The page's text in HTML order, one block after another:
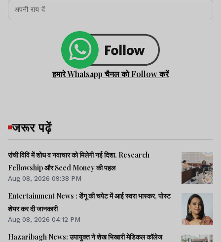
हमारे Whatsapp चैनल को Follow करें
जरूर पढ़ें
रांची विवि में शोध व नवाचार को मिलेगी नई दिशा, Research
Fellowship और Seed Money की पहल
Aug 08, 2026 09:38 PM
Entertainment News : डेंगू की चपेट में आई स्वरा भास्कर, पोस्ट
शेयर कर दी जानकारी
Aug 08, 2026 04:12 PM
Hazaribagh News: उपायुक्त ने शेख भिखारी मेडिकल कॉलेज